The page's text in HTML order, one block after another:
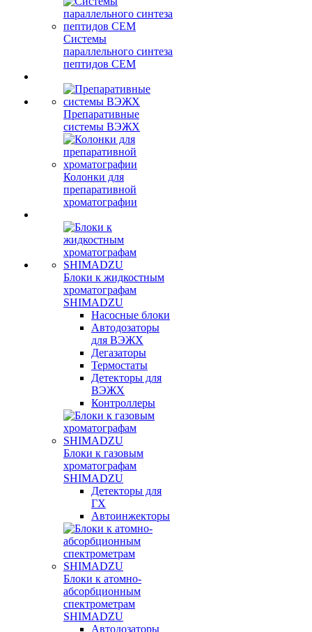
Системы
параллельного синтеза
пептидов CEM
Препаративные
системы ВЭЖХ
Колонки для
препаративной
хроматографии
Блоки к жидкостным
хроматографам
SHIMADZU
Насосные блоки
Автодозаторы
для ВЭЖХ
Дегазаторы
Термостаты
Детекторы для
ВЭЖХ
Контроллеры
Блоки к газовым
хроматографам
SHIMADZU
Детекторы для
ГХ
Автоинжекторы
Блоки к атомно-
абсорбционным
спектрометрам
SHIMADZU
Автодозаторы